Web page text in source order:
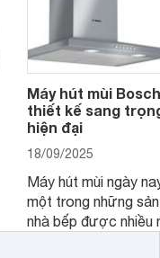
Máy hút mùi
thiết kế sang
hiện đại
18/09/2025
Máy hút mùi ngày
một trong những
nhà bếp được nhiều